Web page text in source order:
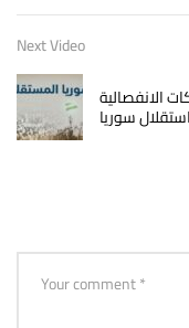
Next Video
الانفصالية
سوريا